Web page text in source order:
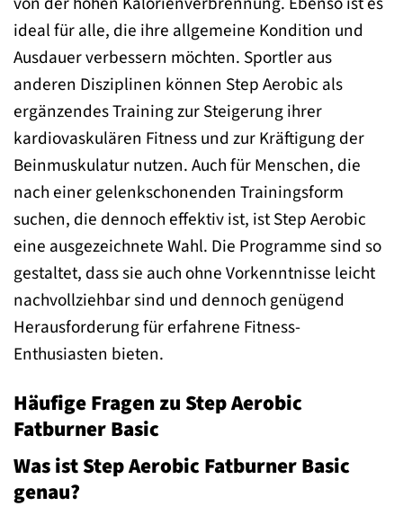
ideal für alle, die ihre allgemeine Kondition und
Ausdauer verbessern möchten. Sportler aus
anderen Disziplinen können Step Aerobic als
ergänzendes Training zur Steigerung ihrer
kardiovaskulären Fitness und zur Kräftigung der
Beinmuskulatur nutzen. Auch für Menschen, die
nach einer gelenkschonenden Trainingsform
suchen, die dennoch effektiv ist, ist Step Aerobic
eine ausgezeichnete Wahl. Die Programme sind so
gestaltet, dass sie auch ohne Vorkenntnisse leicht
nachvollziehbar sind und dennoch genügend
Herausforderung für erfahrene Fitness-
Enthusiasten bieten.
Häufige Fragen zu Step Aerobic
Fatburner Basic
Was ist Step Aerobic Fatburner Basic
genau?